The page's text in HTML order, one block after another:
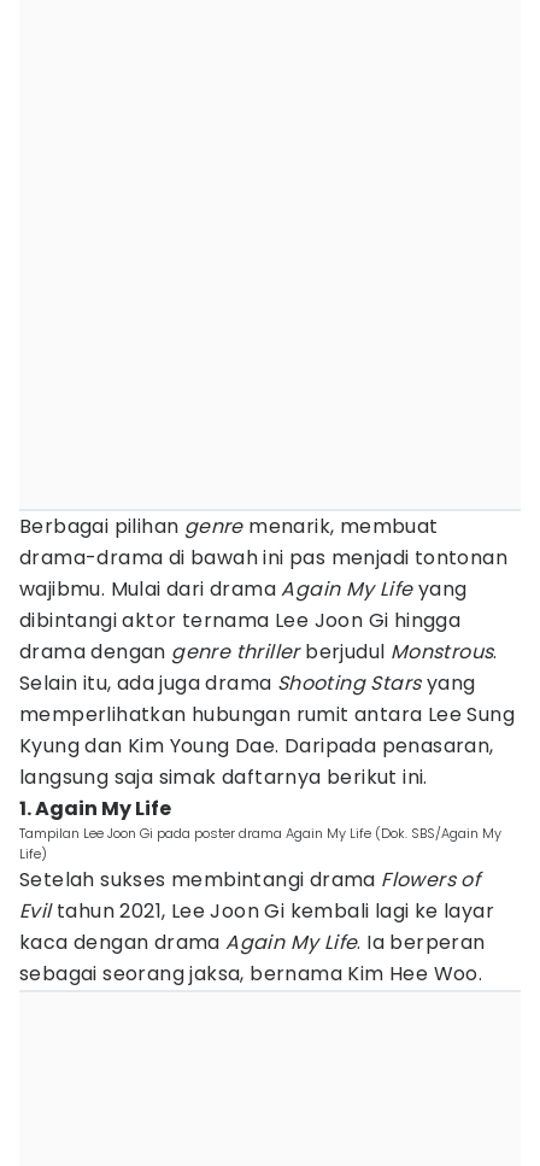
Berbagai pilihan genremenarik, membuat
drama-drama di bawah ini pas menjadi tontonan
wajibmu. Mulai dari dramaAgain My Lifeyang
dibintangi aktor ternama Lee Joon Gi hingga
drama dengan genre thrillerberjudul Monstrous.
Selain itu, ada juga drama Shooting Starsyang
memperlihatkan hubungan rumit antara Lee Sung
Kyung dan Kim Young Dae. Daripada penasaran,
langsung saja simak daftarnya berikut ini.
1. Again My Life
Tampilan Lee Joon Gi pada poster drama Again My Life (Dok. SBS/Again My
Life)
Setelah sukses membintangi drama Flowers of
Eviltahun 2021, Lee Joon Gi kembali lagi ke layar
kaca dengan dramaAgain My Life. Ia berperan
sebagai seorang jaksa, bernama Kim Hee Woo.